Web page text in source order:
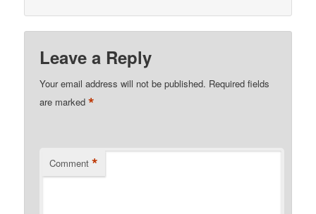
Leave a Reply
Your email address will not be published. Required fields
are marked*
Comment *